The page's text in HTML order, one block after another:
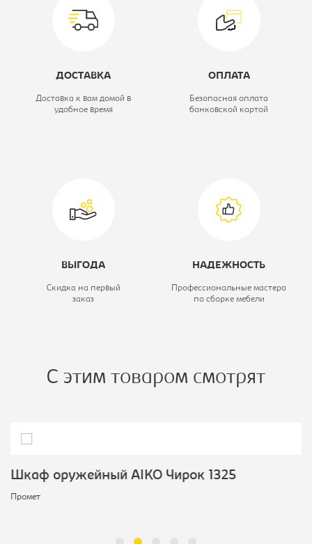
Высота, мм: 1480
Вид шкафа:
ДОСТАВКА
Доставка к вам домой в
удобное время
ОПЛАТА
Безопасная оплата
банковской картой
ВЫГОДА
Скидка на первый
заказ
НАДЕЖНОСТЬ
Профессиональные мастера
по сборке мебели
С этим товаром смотрят
Шкаф оружейный AIKO Чирок 1325
Промет